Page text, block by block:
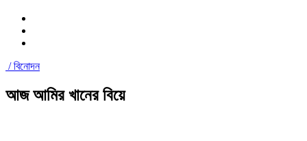
/বিনোদন
আজ আমির খানের বিয়ে